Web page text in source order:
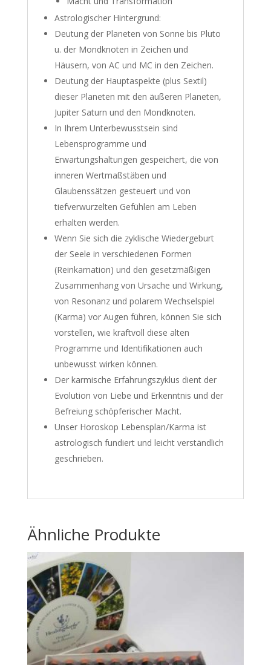
Astrologischer Hintergrund:
Deutung der Planeten von Sonne bis Pluto
u. der Mondknoten in Zeichen und
Häusern, von AC und MC in den Zeichen.
Deutung der Hauptaspekte (plus Sextil)
dieser Planeten mit den äußeren Planeten,
Jupiter Saturn und den Mondknoten.
In Ihrem Unterbewusstsein sind
Lebensprogramme und
Erwartungshaltungen gespeichert, die von
inneren Wertmaßstäben und
Glaubenssätzen gesteuert und von
tiefverwurzelten Gefühlen am Leben
erhalten werden.
Wenn Sie sich die zyklische Wiedergeburt
der Seele in verschiedenen Formen
(Reinkarnation) und den gesetzmäßigen
Zusammenhang von Ursache und Wirkung,
von Resonanz und polarem Wechselspiel
(Karma) vor Augen führen, können Sie sich
vorstellen, wie kraftvoll diese alten
Programme und Identifikationen auch
unbewusst wirken können.
Der karmische Erfahrungszyklus dient der
Evolution von Liebe und Erkenntnis und der
Befreiung schöpferischer Macht.
Unser Horoskop Lebensplan/Karma ist
astrologisch fundiert und leicht verständlich
geschrieben.
Ähnliche Produkte